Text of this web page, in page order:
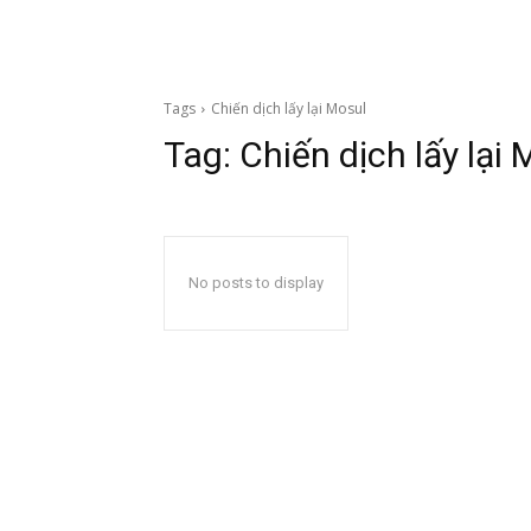
Tags Chiến dịch lấy lại Mosul
Tag: Chiến dịch lấy lại
No posts to display